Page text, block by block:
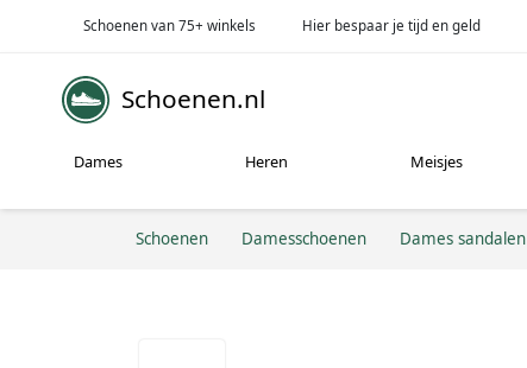
Schoenen van 75+ winkels Hier bespaar je tijd en geld
Schoenen.nl
Dames Heren Meisjes
Schoenen Damesschoenen Dames sandalen